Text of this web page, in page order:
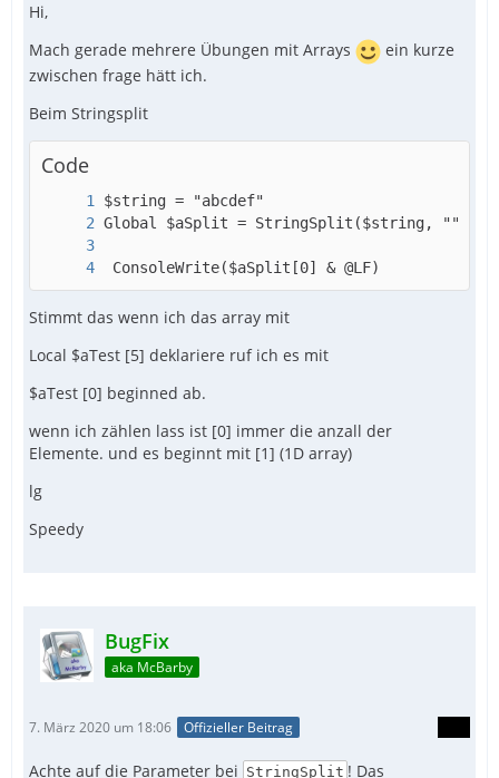
Hi,
Mach gerade mehrere Übungen mit Arrays
ein kurze
zwischen frage hätt ich.
Beim Stringsplit
Code
ConsoleWrite($aSplit[0] & @LF)
Stimmt das wenn ich das array mit
Local $aTest [5] deklariere ruf ich es mit
$aTest [0] beginned ab.
wenn ich zählen lass ist [0] immer die anzall der
Elemente. und es beginnt mit [1] (1D array)
lg
Speedy
BugFix
aka McBarby
7. März 2020 um 18:06 Offizieller Beitrag
Achte auf die Parameter bei StringSplit ! Das